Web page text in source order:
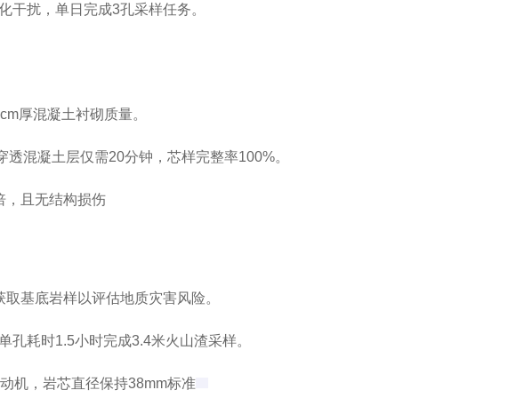
干扰，单日完成3孔采样任务‌。
厚混凝土衬砌质量‌。
透混凝土层仅需20分钟，芯样完整率100%‌。
，且无结构损伤‌
基底岩样以评估地质灾害风险‌。
孔耗时1.5小时完成3.4米火山渣采样‌。
机，岩芯直径保持38mm标准‌